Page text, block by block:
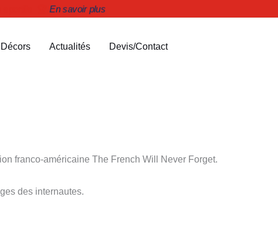
sportifs 🏆En savoir plus
Décors Actualités Devis/Contact
franco-américaine The French Will Never Forget.
des internautes.